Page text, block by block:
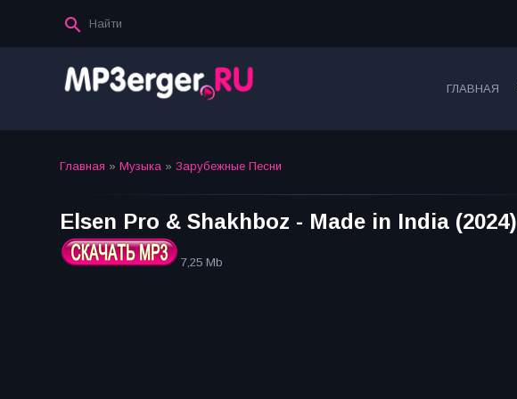
ГЛАВНАЯ
Главная » Музыка » Зарубежные Песни
Elsen Pro & Shakhboz - Made in India (2024)
7,25 Mb